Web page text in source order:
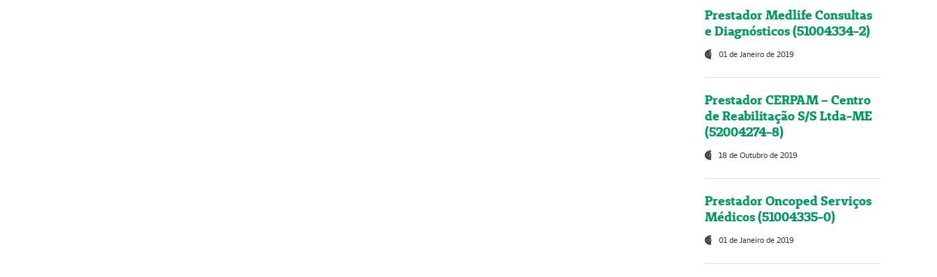
Prestador Medlife Consultas
e Diagnósticos (51004334-2)
01 de Janeiro de 2019
Prestador CERPAM – Centro
de Reabilitação S/S Ltda-ME
(52004274-8)
18 de Outubro de 2019
Prestador Oncoped Serviços
Médicos (51004335-0)
01 de Janeiro de 2019